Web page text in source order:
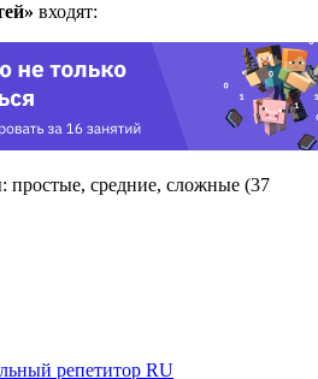
входят:
средние, сложные (37